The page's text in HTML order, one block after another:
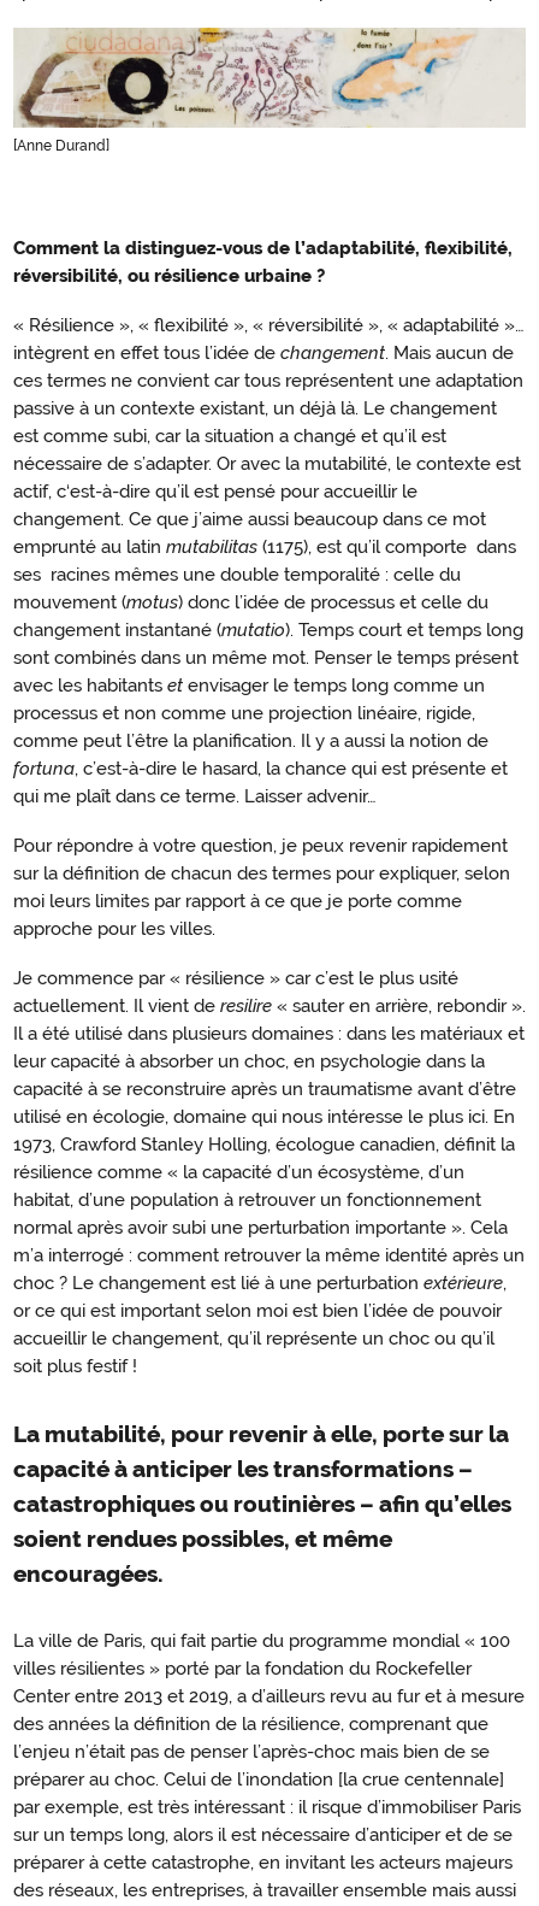
[Anne Durand]
Changements
Comment la distinguez-vous de l’adaptabilité, flexibilité,
réversibilité, ou résilience urbaine ?
« Résilience », « flexibilité », « réversibilité », « adaptabilité »…
intègrent en effet tous l’idée de changement. Mais aucun de
ces termes ne convient car tous représentent une adaptation
passive à un contexte existant, un déjà là. Le changement
est comme subi, car la situation a changé et qu’il est
nécessaire de s’adapter. Or avec la mutabilité, le contexte est
actif, c‘est-à-dire qu’il est pensé pour accueillir le
changement. Ce que j’aime aussi beaucoup dans ce mot
emprunté au latin mutabilitas (1175), est qu’il comporte dans
ses racines mêmes une double temporalité : celle du
mouvement (motus) donc l’idée de processus et celle du
changement instantané (mutatio). Temps court et temps long
sont combinés dans un même mot. Penser le temps présent
avec les habitants et envisager le temps long comme un
processus et non comme une projection linéaire, rigide,
comme peut l’être la planification. Il y a aussi la notion de
fortuna, c’est-à-dire le hasard, la chance qui est présente et
qui me plaît dans ce terme. Laisser advenir…
Pour répondre à votre question, je peux revenir rapidement
sur la définition de chacun des termes pour expliquer, selon
moi leurs limites par rapport à ce que je porte comme
approche pour les villes.
Je commence par « résilience » car c’est le plus usité
actuellement. Il vient de resilire « sauter en arrière, rebondir ».
Il a été utilisé dans plusieurs domaines : dans les matériaux et
leur capacité à absorber un choc, en psychologie dans la
capacité à se reconstruire après un traumatisme avant d’être
utilisé en écologie, domaine qui nous intéresse le plus ici. En
1973, Crawford Stanley Holling, écologue canadien, définit la
résilience comme « la capacité d’un écosystème, d’un
habitat, d’une population à retrouver un fonctionnement
normal après avoir subi une perturbation importante ». Cela
m’a interrogé : comment retrouver la même identité après un
choc ? Le changement est lié à une perturbation extérieure,
or ce qui est important selon moi est bien l’idée de pouvoir
accueillir le changement, qu’il représente un choc ou qu’il
soit plus festif !
La mutabilité, pour revenir à elle, porte sur la
capacité à anticiper les transformations –
catastrophiques ou routinières – afin qu’elles
soient rendues possibles, et même
encouragées.
La ville de Paris, qui fait partie du programme mondial « 100
villes résilientes » porté par la fondation du Rockefeller
Center entre 2013 et 2019, a d’ailleurs revu au fur et à mesure
des années la définition de la résilience, comprenant que
l’enjeu n’était pas de penser l’après-choc mais bien de se
préparer au choc. Celui de l’inondation [la crue centennale]
par exemple, est très intéressant : il risque d’immobiliser Paris
sur un temps long, alors il est nécessaire d’anticiper et de se
préparer à cette catastrophe, en invitant les acteurs majeurs
des réseaux, les entreprises, à travailler ensemble mais aussi